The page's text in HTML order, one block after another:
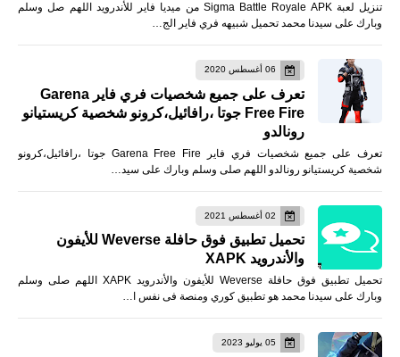
تنزيل لعبة Sigma Battle Royale APK من ميديا فاير للأندرويد اللهم صل وسلم
وبارك على سيدنا محمد تحميل شبيهه فري فاير الج…
06 أغسطس 2020
تعرف على جميع شخصيات فري فاير Garena
Free Fire جوتا ،رافائيل،كرونو شخصية كريستيانو
رونالدو
تعرف على جميع شخصيات فري فاير Garena Free Fire جوتا ،رافائيل،كرونو
شخصية كريستيانو رونالدو اللهم صلى وسلم وبارك على سيد…
02 أغسطس 2021
تحميل تطبيق فوق حافلة Weverse للأيفون
والأندرويد XAPK
تحميل تطبيق فوق حافلة Weverse للأيفون والأندرويد XAPK اللهم صلى وسلم
وبارك على سيدنا محمد هو تطبيق كوري ومنصة فى نفس ا…
05 يوليو 2023